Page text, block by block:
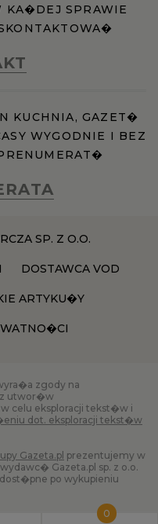
0
KA�DEJ SPRAWIE
KUCHNIA, GAZET�
WYGODNIE I BEZ
SP. Z O.O.
DOSTAWCA VOD
ARTYKU�Y
zgody na
z utwor�w
celu eksploracji tekst�w i
dot. eksploracji tekst�w
Gazeta.pl prezentujemy w
Gazeta.pl sp. z o.o.
po wykupieniu